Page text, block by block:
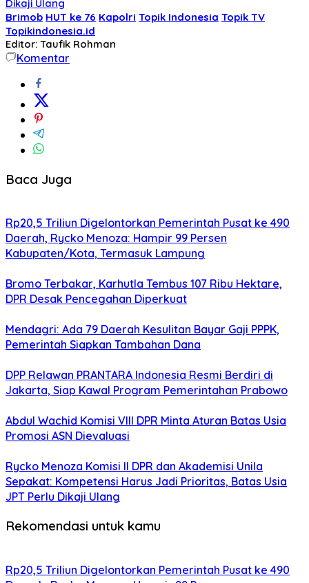
Dikaji Ulang
Brimob HUT ke 76 Kapolri Topik Indonesia Topik TV
Topikindonesia.id
Editor: Taufik Rohman
Komentar
Baca Juga
Rp20,5 Triliun Digelontorkan Pemerintah Pusat ke 490
Daerah, Rycko Menoza: Hampir 99 Persen
Kabupaten/Kota, Termasuk Lampung
Bromo Terbakar, Karhutla Tembus 107 Ribu Hektare,
DPR Desak Pencegahan Diperkuat
Mendagri: Ada 79 Daerah Kesulitan Bayar Gaji PPPK,
Pemerintah Siapkan Tambahan Dana
DPP Relawan PRANTARA Indonesia Resmi Berdiri di
Jakarta, Siap Kawal Program Pemerintahan Prabowo
Abdul Wachid Komisi VIII DPR Minta Aturan Batas Usia
Promosi ASN Dievaluasi
Rycko Menoza Komisi II DPR dan Akademisi Unila
Sepakat: Kompetensi Harus Jadi Prioritas, Batas Usia
JPT Perlu Dikaji Ulang
Rekomendasi untuk kamu
Rp20,5 Triliun Digelontorkan Pemerintah Pusat ke 490